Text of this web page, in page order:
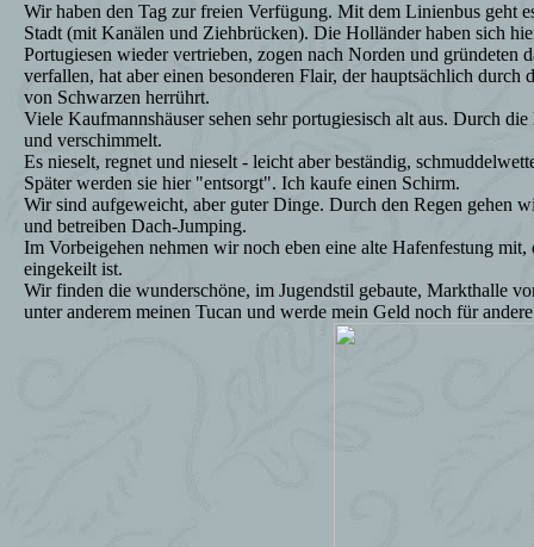
Wir haben den Tag zur freien Verfügung. Mit dem Linienbus geht
Stadt (mit Kanälen und Ziehbrücken). Die Holländer haben sich
Portugiesen wieder vertrieben, zogen nach Norden und gründeten
verfallen, hat aber einen besonderen Flair, der hauptsächlich
von Schwarzen herrührt.
Viele Kaufmannshäuser sehen sehr portugiesisch alt aus. Durch
und verschimmelt.
Es nieselt, regnet und nieselt - leicht aber beständig,
Später werden sie hier "entsorgt". Ich kaufe einen Schirm.
Wir sind aufgeweicht, aber guter Dinge. Durch den Regen gehen
und betreiben Dach-Jumping.
Im Vorbeigehen nehmen wir noch eben eine alte Hafenfestung
eingekeilt ist.
Wir finden die wunderschöne, im Jugendstil gebaute, Markthalle
unter anderem meinen Tucan und werde mein Geld noch für